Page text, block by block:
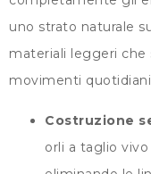
uno strato naturale
materiali leggeri che
movimenti
Costruzione
orli a taglio